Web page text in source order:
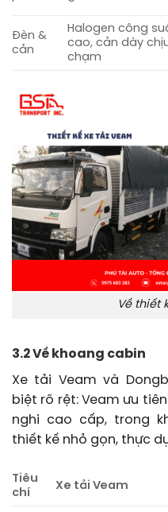
Đèn &
cản
Halogen công
cao, cản dày
chạm
Về thiết
3.2 Về khoang cabin
Xe tải Veam và
biệt rõ rệt: Veam ưu
nghi cao cấp, trong
thiết kế nhỏ gọn, thực
Tiêu
chí
Xe tải Veam